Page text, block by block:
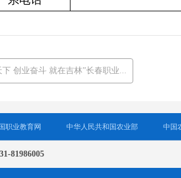
下 创业奋斗 就在吉林”长春职业...
职业教育网 中华人民共和国农业部 中国
81986005